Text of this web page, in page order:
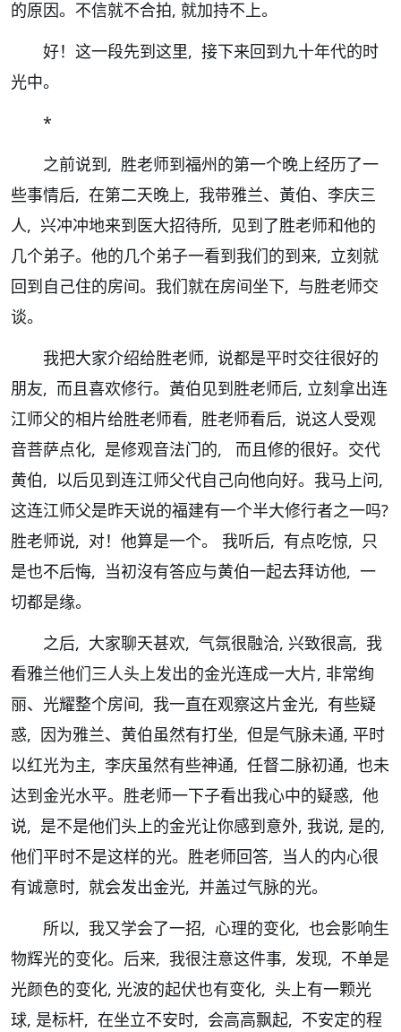
的原因。不信就不合拍, 就加持不上。
好！这一段先到这里, 接下来回到九十年代的时
光中。
*
之前说到, 胜老师到福州的第一个晚上经历了一
些事情后, 在第二天晚上, 我带雅兰、黃伯、李庆三
人, 兴冲冲地来到医大招待所, 见到了胜老师和他的
几个弟子。他的几个弟子一看到我们的到来, 立刻就
回到自己住的房间。我们就在房间坐下, 与胜老师交
谈。
我把大家介绍给胜老师, 说都是平时交往很好的
朋友, 而且喜欢修行。黃伯见到胜老师后, 立刻拿出连
江师父的相片给胜老师看, 胜老师看后, 说这人受观
音菩萨点化, 是修观音法门的, 而且修的很好。交代
黄伯, 以后见到连江师父代自己向他向好。我马上问,
这连江师父是昨天说的福建有一个半大修行者之一吗?
胜老师说, 对！他算是一个。 我听后, 有点吃惊, 只
是也不后悔, 当初沒有答应与黄伯一起去拜访他, 一
切都是缘。
之后, 大家聊天甚欢, 气氛很融洽, 兴致很高, 我
看雅兰他们三人头上发出的金光连成一大片, 非常绚
丽、光耀整个房间, 我一直在观察这片金光, 有些疑
惑, 因为雅兰、黄伯虽然有打坐, 但是气脉未通, 平时
以红光为主, 李庆虽然有些神通, 任督二脉初通, 也未
达到金光水平。胜老师一下子看出我心中的疑惑, 他
说, 是不是他们头上的金光让你感到意外, 我说, 是的,
他们平时不是这样的光。胜老师回答, 当人的内心很
有诚意时, 就会发出金光, 并盖过气脉的光。
所以, 我又学会了一招, 心理的变化, 也会影响生
物辉光的变化。后来, 我很注意这件事, 发现, 不单是
光颜色的变化, 光波的起伏也有变化, 头上有一颗光
球, 是标杆, 在坐立不安时, 会高高飘起, 不安定的程